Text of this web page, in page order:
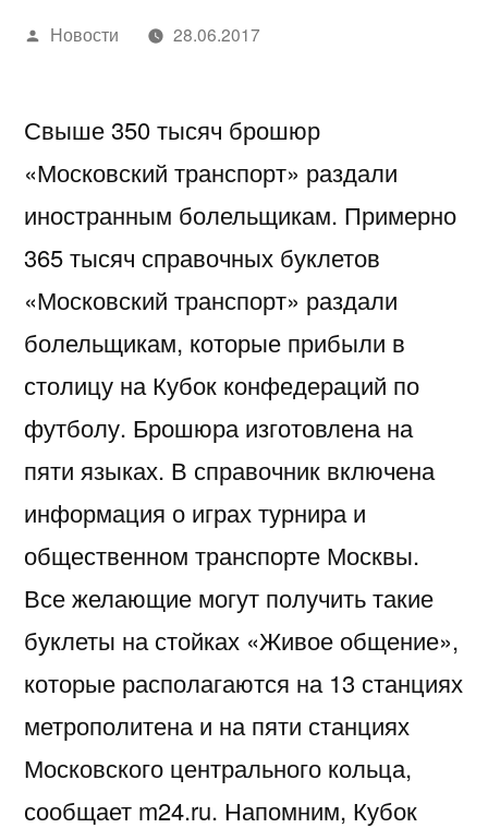
Написано
Новости 28.06.2017
Свыше 350 тысяч брошюр
«Московский транспорт» раздали
иностранным болельщикам. Примерно
365 тысяч справочных буклетов
«Московский транспорт» раздали
болельщикам, которые прибыли в
столицу на Кубок конфедераций по
футболу. Брошюра изготовлена на
пяти языках. В справочник включена
информация о играх турнира и
общественном транспорте Москвы.
Все желающие могут получить такие
буклеты на стойках «Живое общение»,
которые располагаются на 13 станциях
метрополитена и на пяти станциях
Московского центрального кольца,
сообщает m24.ru. Напомним, Кубок